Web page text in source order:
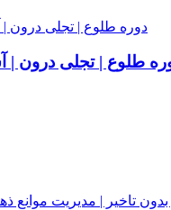
طلوع | تجلی درون |